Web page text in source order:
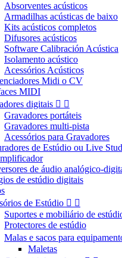
Absorventes acústicos
Armadilhas acústicas de baixo
Kits acústicos completos
Difusores acústicos
Software Calibración Acústica
Isolamento acústico
Acessórios Acústicos
Midi o CV
MIDI
digitais  
Gravadores portáteis
Gravadores multi-pista
Acessórios para Gravadores
de Estúdio ou Live
de áudio analógico-
de estúdio digitais
de Estúdio  
Suportes e mobiliário de
Protectores de estúdio
Malas e sacos para
Maletas